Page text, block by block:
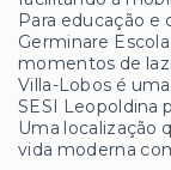
Para educação
Germinare
momentos de
Villa-Lobos é
SESI Leopoldina
Uma localização
vida moderna